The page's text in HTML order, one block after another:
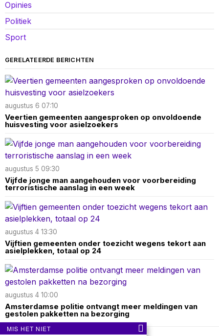
Opinies
Politiek
Sport
GERELATEERDE BERICHTEN
augustus 6 07:10
Veertien gemeenten aangesproken op onvoldoende
huisvesting voor asielzoekers
augustus 5 09:30
Vijfde jonge man aangehouden voor voorbereiding
terroristische aanslag in een week
augustus 4 13:30
Vijftien gemeenten onder toezicht wegens tekort aan
asielplekken, totaal op 24
augustus 4 10:00
Amsterdamse politie ontvangt meer meldingen van
gestolen pakketten na bezorging
MIS HET NIET